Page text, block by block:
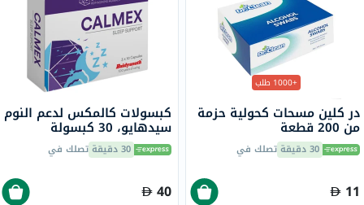
+1000 طلب
در كلين مسحات كحولية حزمة
من 200 قطعة
30 دقيقة تصلك في
11
كبسولات كالمكس لدعم النوم
سيدهايو، 30 كبسولة
30 دقيقة تصلك في
40